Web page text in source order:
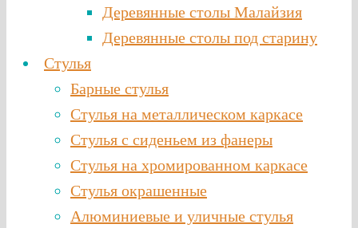
Деревянные столы Малайзия
Деревянные столы под старину
Стулья
Барные стулья
Стулья на металлическом каркасе
Стулья с сиденьем из фанеры
Стулья на хромированном каркасе
Стулья окрашенные
Алюминиевые и уличные стулья